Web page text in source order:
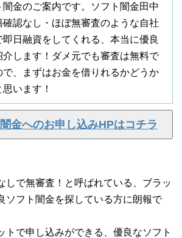
金のご案内です。ソフト闇金田中
認なし・ほぼ無審査のような自社
日融資をしてくれる、本当に優良
介します！ダメ元でも審査は無料で
で、まずはお金を借りれるかどうか
います！
金へのお申し込みHPはコチラ
しで無審査！と呼ばれている、ブラッ
ソフト闇金を探している方に朗報で
トで申し込みができる、優良なソフト